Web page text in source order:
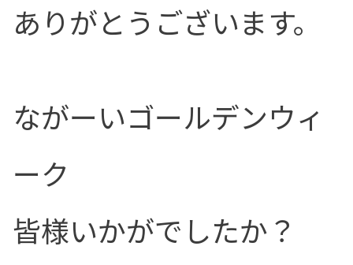
ありがとうございます。
ながーいゴールデンウィ
ーク
皆様いかがでしたか？